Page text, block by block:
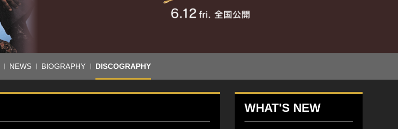
NEWS BIOGRAPHY DISCOGRAPHY
WHAT'S NEW